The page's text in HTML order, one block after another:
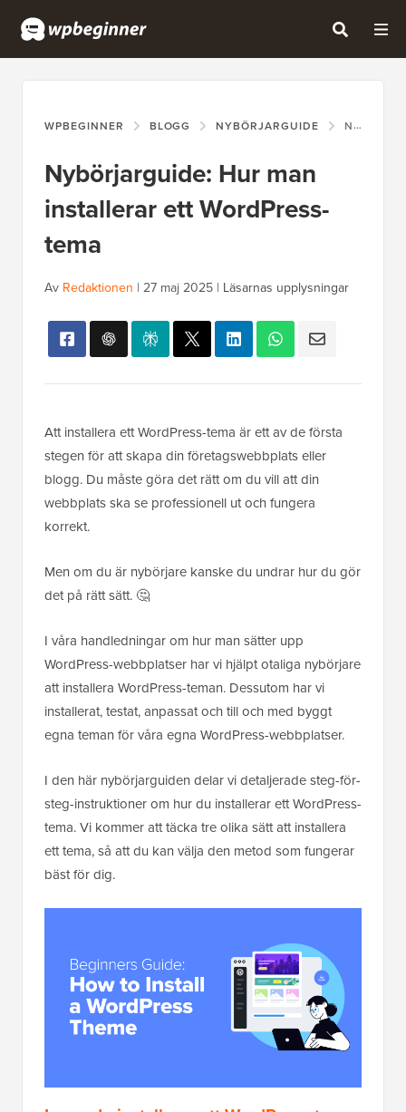
WPBEGINNER BLOGG NYBÖRJARGUIDE NYBÖRJARGUIDE: HUR MAN INSTALLERAR ETT WORDPRESS-TEMA
Nybörjarguide: Hur man
installerar ett WordPress-
tema
Av Redaktionen | 27 maj 2025 | Läsarnas upplysningar
Att installera ett WordPress-tema är ett av de första
stegen för att skapa din företagswebbplats eller
blogg. Du måste göra det rätt om du vill att din
webbplats ska se professionell ut och fungera
korrekt.
Men om du är nybörjare kanske du undrar hur du gör
det på rätt sätt. 🤔
I våra handledningar om hur man sätter upp
WordPress-webbplatser har vi hjälpt otaliga nybörjare
att installera WordPress-teman. Dessutom har vi
installerat, testat, anpassat och till och med byggt
egna teman för våra egna WordPress-webbplatser.
I den här nybörjarguiden delar vi detaljerade steg-för-
steg-instruktioner om hur du installerar ett WordPress-
tema. Vi kommer att täcka tre olika sätt att installera
ett tema, så att du kan välja den metod som fungerar
bäst för dig.